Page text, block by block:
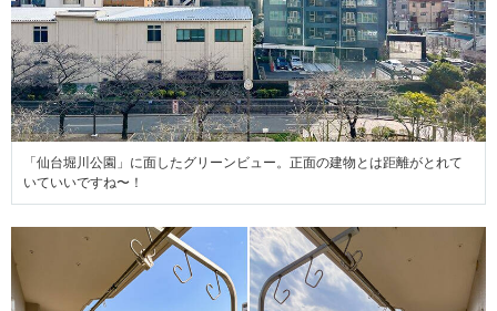
「仙台堀川公園」に面したグリーンビュー。正面の建物とは距離がとれて
いていいですね〜！